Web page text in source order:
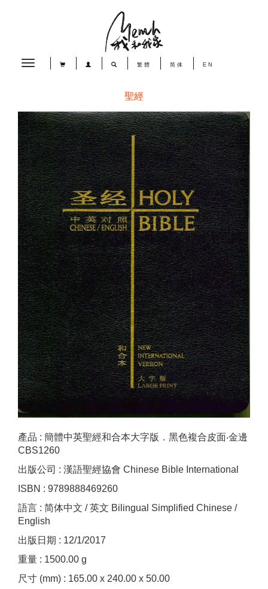
Toggle
繁體 简体 EN
聖經
產品 : 簡體中英聖經和合本大字版．黑色複合皮面‧金邊
CBS1260
出版公司 : 漢語聖經協會 Chinese Bible International
ISBN : 9789888469260
語言 : 简体中文 / 英文 Bilingual Simplified Chinese /
English
出版日期 : 12/1/2017
重量 : 1500.00 g
尺寸 (mm) : 165.00 x 240.00 x 50.00